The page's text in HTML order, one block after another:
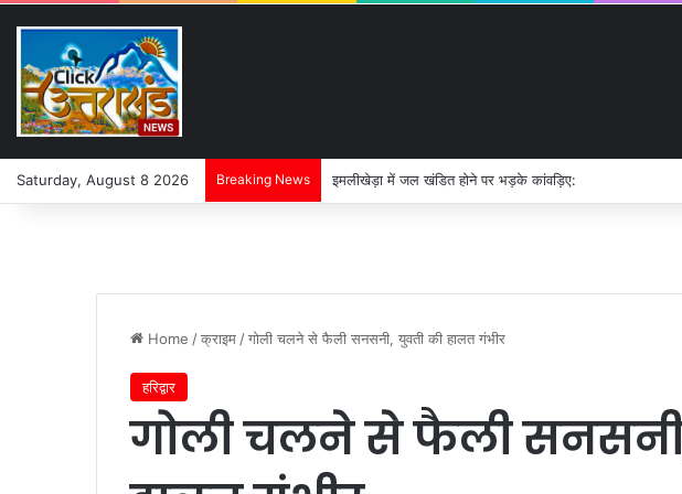
Saturday, August 8 2026 Breaking News इमलीखेड़ा में जल खंडित होने पर भड़के कांवड़िए:
Home /क्राइम /गोली चलने से फैली सनसनी, युवती की हालत गंभीर
हरिद्वार
गोली चलने से फैली